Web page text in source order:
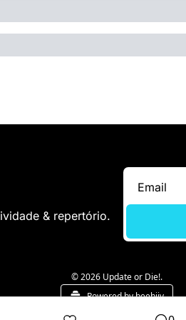
& repertório.
© 2026 Update or Die!.
Powered by beehiiv